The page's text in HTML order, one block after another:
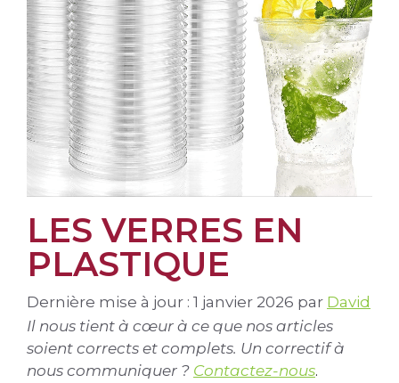
LES VERRES EN
PLASTIQUE
Dernière mise à jour : 1 janvier 2026 par David
Il nous tient à cœur à ce que nos articles
soient corrects et complets. Un correctif à
nous communiquer ? Contactez-nous.